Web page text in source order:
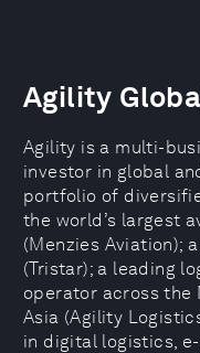
Agility
Agility is a multi-
investor in global
portfolio of
the world’s largest
(Menzies Aviation);
(Tristar); a leading
operator across the
Asia (Agility
in digital logistics,